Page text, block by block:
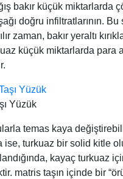
bakır küçük miktarlarda
doğru infiltratlarının. Bu
zaman, bakır yeraltı
küçük miktarlarda para
Yüzük
temas kaya
ise, turkuaz bir solid kitle
kayaç turkuaz
matris taşın içinde bir